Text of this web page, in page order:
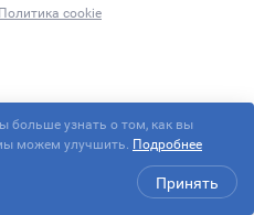
больше узнать о том, как вы
можем улучшить. Подробнее
Принять
Политика cookie